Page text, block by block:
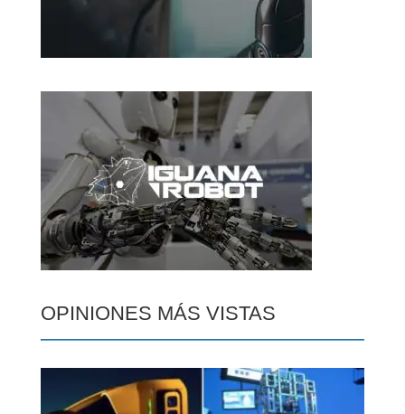
OPINIONES MÁS VISTAS